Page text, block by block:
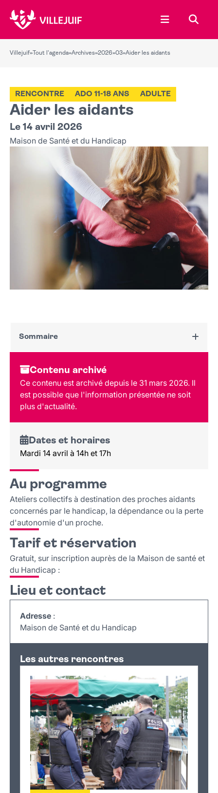
Ouvrir le
Villejuif» Tout l'agenda»Archives»2026»03»Aider les aidants
Aider les aidants
RENCONTRE ADO 11-18 ANS ADULTE
Le 14 avril 2026
Maison de Santé et du Handicap
Sommaire
Dates et horaires
Au programme
Tarif et réservation
Lieu et contact
Contenu archivé
Ce contenu est archivé depuis le 31 mars 2026. Il
est possible que l'information présentée ne soit
plus d'actualité.
Dates et horaires
Mardi 14 avril à 14h et 17h
Au programme
Ateliers collectifs à destination des proches aidants
concernés par le handicap, la dépendance ou la perte
d'autonomie d'un proche.
Tarif et réservation
Gratuit, sur inscription auprès de la Maison de santé et
du Handicap :
Lieu et contact
Adresse :
Maison de Santé et du Handicap
Les autres rencontres